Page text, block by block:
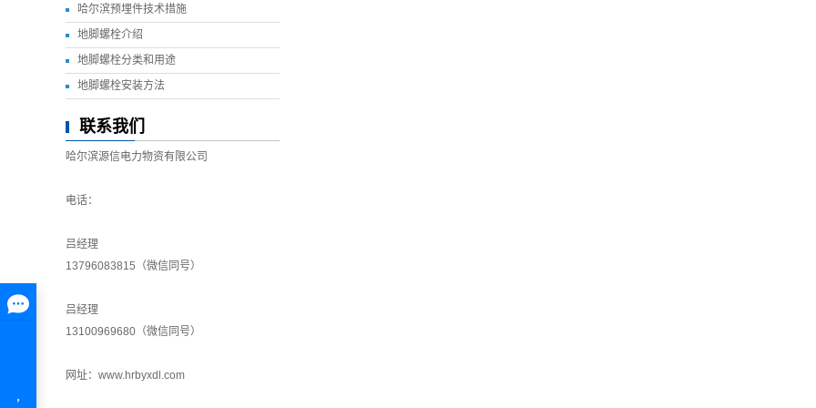
哈尔滨预埋件技术措施
地脚螺栓介绍
地脚螺栓分类和用途
地脚螺栓安装方法
联系我们
哈尔滨源信电力物资有限公司
电话：
吕经理
13796083815（微信同号）
吕经理
13100969680（微信同号）
网址：www.hrbyxdl.com